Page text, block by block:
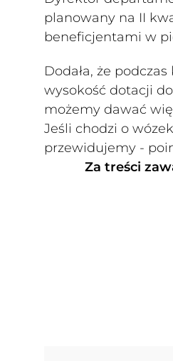
planowany na II
beneficjentami w
Dodała, że
wysokość dotacji
możemy dawać
Jeśli chodzi o
przewidujemy -
Za treści